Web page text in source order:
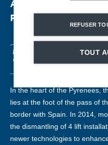
A chairlift with a
Pyrenees
CF4
In the heart of the Pyrenees,
lies at the foot of the pass of
border with Spain. In 2014,
the dismantling of 4 lift
newer technologies to
REFUSER
TOUT